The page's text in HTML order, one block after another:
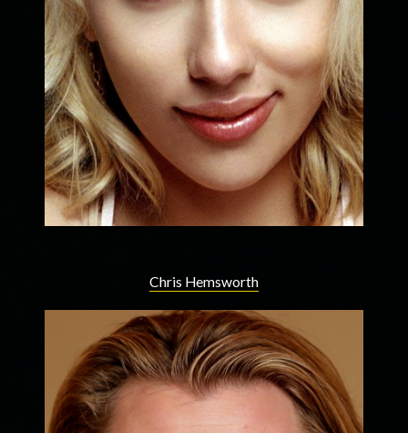
Chris Hemsworth